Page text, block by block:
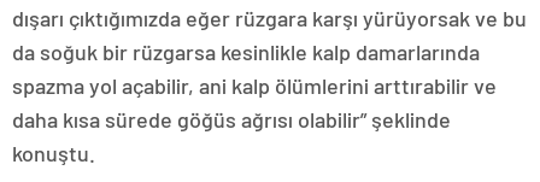
dışarı çıktığımızda eğer rüzgara karşı yürüyorsak ve bu
da soğuk bir rüzgarsa kesinlikle kalp damarlarında
spazma yol açabilir, ani kalp ölümlerini arttırabilir ve
daha kısa sürede göğüs ağrısı olabilir” şeklinde
konuştu.